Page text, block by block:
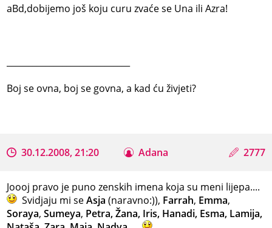
aBd,dobijemo još koju curu zvaće se Una ili Azra!
Boj se ovna, boj se govna, a kad ću živjeti?
30.12.2008, 21:20 Adana 2777
Joooj pravo je puno zenskih imena koja su meni lijepa....
Svidjaju mi seAsja (naravno:)), Farrah, Emma,
Soraya,Sumeya, Petra, Žana, Iris, Hanadi, Esma, Lamija,